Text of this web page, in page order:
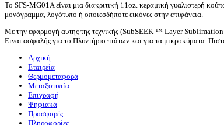
Το SFS-MG01A είναι μια διακριτική 11oz. κεραμική γυαλιστερή
μονόγραμμα, λογότυπο ή οποιεσδήποτε εικόνες στην επιφάνεια.
Με την εφαρμογή αυτης της τεχνικής (SubSEEK ™ Layer Sublimation
Ειναι ασφαλής για το Πλυντήριο πιάτων και για τα μικροκύματα.
Αρχική
Εταιρεία
Θερμομεταφορά
Μεταξοτυπία
Επιγραφή
Ψηφιακά
Προσφορές
Πληροφορίες